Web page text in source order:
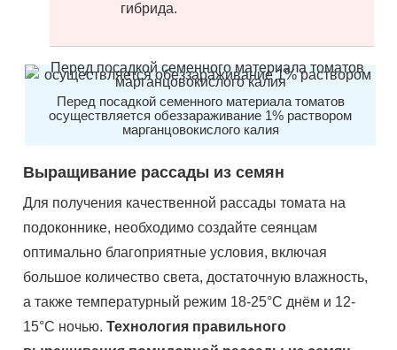
гибрида.
Перед посадкой семенного материала томатов
осуществляется обеззараживание 1% раствором
марганцовокислого калия
Выращивание рассады из семян
Для получения качественной рассады томата на
подоконнике, необходимо создайте сеянцам
оптимально благоприятные условия, включая
большое количество света, достаточную влажность,
а также температурный режим 18-25°C днём и 12-
15°C ночью.Технология правильного